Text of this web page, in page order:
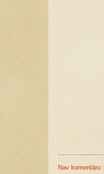
Nav komentāru